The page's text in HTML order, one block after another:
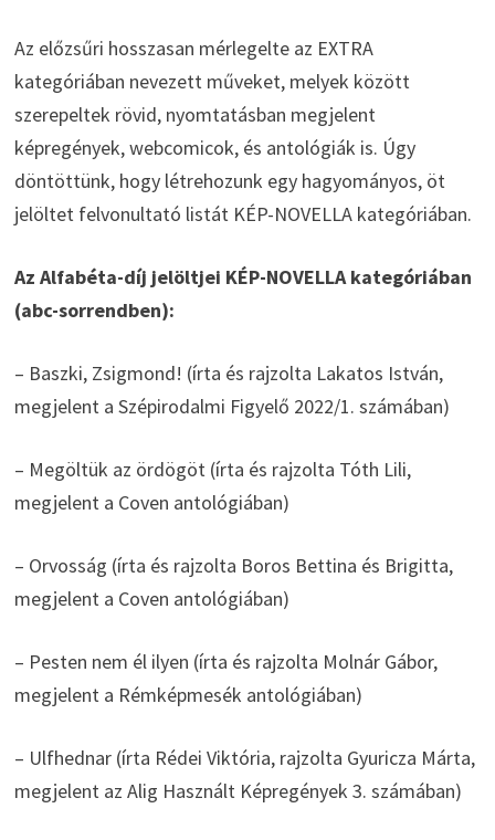
Az előzsűri hosszasan mérlegelte az EXTRA
kategóriában nevezett műveket, melyek között
szerepeltek rövid, nyomtatásban megjelent
képregények, webcomicok, és antológiák is. Úgy
döntöttünk, hogy létrehozunk egy hagyományos, öt
jelöltet felvonultató listát KÉP-NOVELLA kategóriában.
Az Alfabéta-díj jelöltjei KÉP-NOVELLA kategóriában
(abc-sorrendben):
– Baszki, Zsigmond! (írta és rajzolta Lakatos István,
megjelent a Szépirodalmi Figyelő 2022/1. számában)
– Megöltük az ördögöt (írta és rajzolta Tóth Lili,
megjelent a Coven antológiában)
– Orvosság (írta és rajzolta Boros Bettina és Brigitta,
megjelent a Coven antológiában)
– Pesten nem él ilyen (írta és rajzolta Molnár Gábor,
megjelent a Rémképmesék antológiában)
– Ulfhednar (írta Rédei Viktória, rajzolta Gyuricza Márta,
megjelent az Alig Használt Képregények 3. számában)